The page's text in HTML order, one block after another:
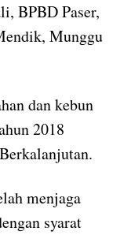
BPBD Paser,
Munggu
dan kebun
2018
menjaga
syarat